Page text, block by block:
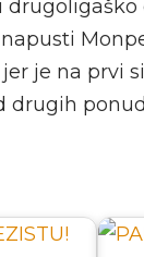
je na prvi
drugih